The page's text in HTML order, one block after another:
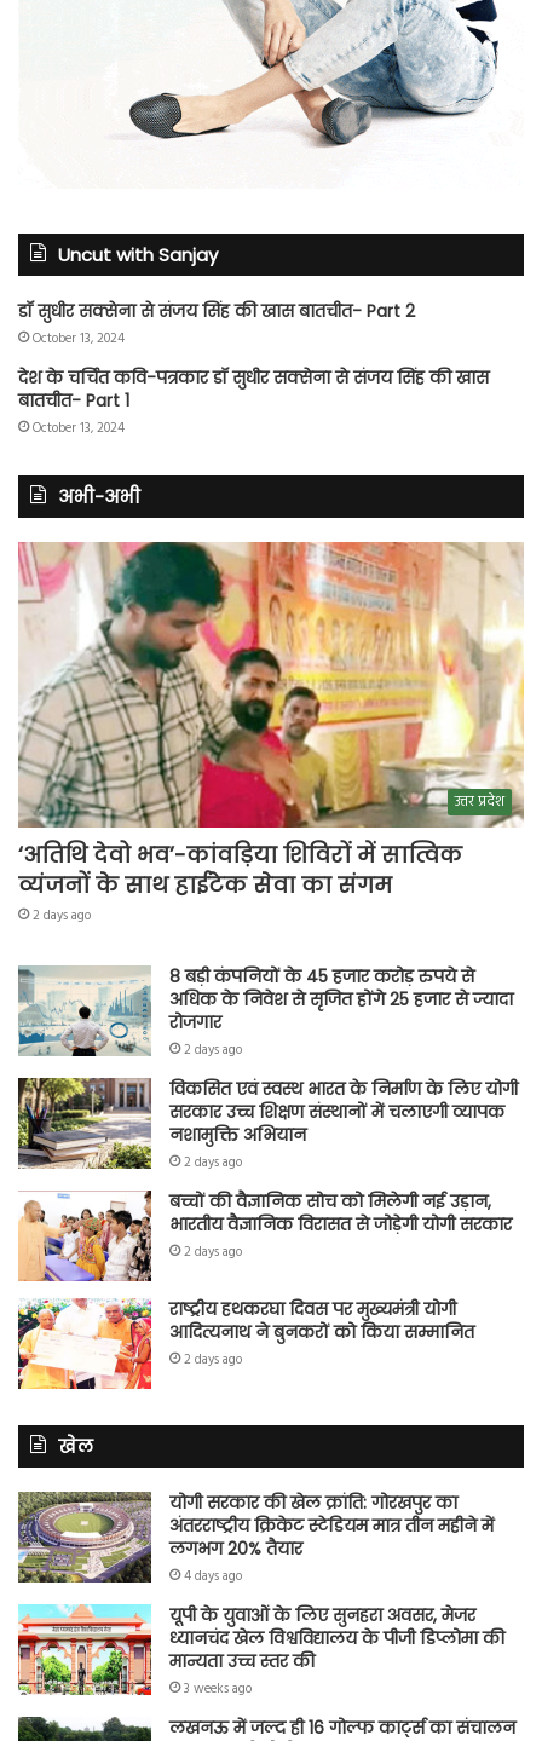
Uncut with Sanjay
डॉ सुधीर सक्सेना से संजय सिंह की खास बातचीत- Part 2
October 13, 2024
देश के चर्चित कवि-पत्रकार डॉ सुधीर सक्सेना से संजय सिंह की खास
बातचीत- Part 1
October 13, 2024
अभी-अभी
उत्तर प्रदेश
‘अतिथि देवो भव’-कांवड़िया शिविरों में सात्विक
व्यंजनों के साथ हाईटेक सेवा का संगम
2 days ago
8 बड़ी कंपनियों के 45 हजार करोड़ रुपये से
अधिक के निवेश से सृजित होंगे 25 हजार से ज्यादा
रोजगार
2 days ago
विकसित एवं स्वस्थ भारत के निर्माण के लिए योगी
सरकार उच्च शिक्षण संस्थानों में चलाएगी व्यापक
नशामुक्ति अभियान
2 days ago
बच्चों की वैज्ञानिक सोच को मिलेगी नई उड़ान,
भारतीय वैज्ञानिक विरासत से जोड़ेगी योगी सरकार
2 days ago
राष्ट्रीय हथकरघा दिवस पर मुख्यमंत्री योगी
आदित्यनाथ ने बुनकरों को किया सम्मानित
2 days ago
खेल
योगी सरकार की खेल क्रांति: गोरखपुर का
अंतरराष्ट्रीय क्रिकेट स्टेडियम मात्र तीन महीने में
लगभग 20% तैयार
4 days ago
यूपी के युवाओं के लिए सुनहरा अवसर, मेजर
ध्यानचंद खेल विश्वविद्यालय के पीजी डिप्लोमा की
मान्यता उच्च स्तर की
3 weeks ago
लखनऊ में जल्द ही 16 गोल्फ कार्ट्स का संचालन